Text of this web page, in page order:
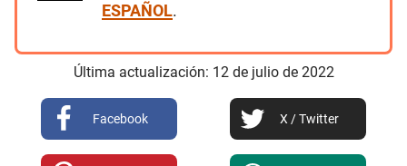
ESPAÑOL.
Última actualización: 12de juliode 2022
Facebook X / Twitter